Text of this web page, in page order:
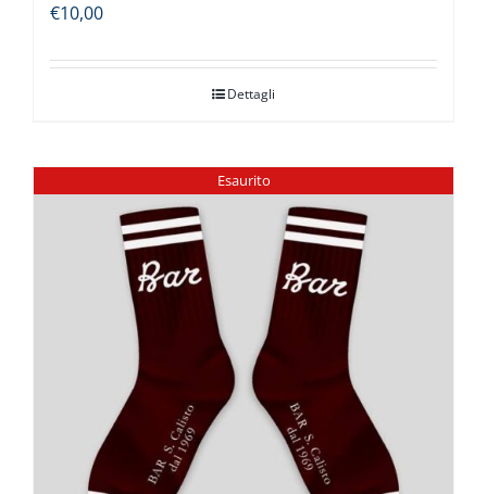
€10,00
Dettagli
Esaurito